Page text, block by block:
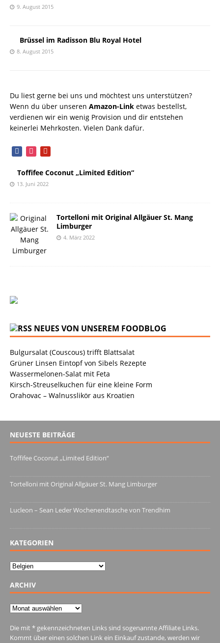
9. August 2015
Brüssel im Radisson Blu Royal Hotel
8. August 2015
Du liest gerne bei uns und möchtest uns unterstützen?
Wenn du über unseren Amazon-Link etwas bestellst,
verdienen wir ein wenig Provision und dir entstehen
keinerlei Mehrkosten. Vielen Dank dafür.
facebookinstagram
pinterest
Toffifee Coconut „Limited Edition“
13. Juni 2022
Tortelloni mit Original Allgäuer St. Mang
Limburger
4. März 2022
NEUES VON UNSEREM FOODBLOG
Bulgursalat (Couscous) trifft Blattsalat
Grüner Linsen Eintopf von Sibels Rezepte
Wassermelonen-Salat mit Feta
Kirsch-Streuselkuchen für eine kleine Form
Orahovac – Walnusslikör aus Kroatien
NEUESTE BEITRÄGE
Toffifee Coconut „Limited Edition“
Tortelloni mit Original Allgäuer St. Mang Limburger
Lucleon – Sean Leder Wochenendtasche von Trendhim
KATEGORIEN
Kategorien
ARCHIV
Archiv
Die mit * gekennzeichneten Links sind sogenannte Affiliate Links.
Kommt über einen solchen Link ein Einkauf zustande, werden wir